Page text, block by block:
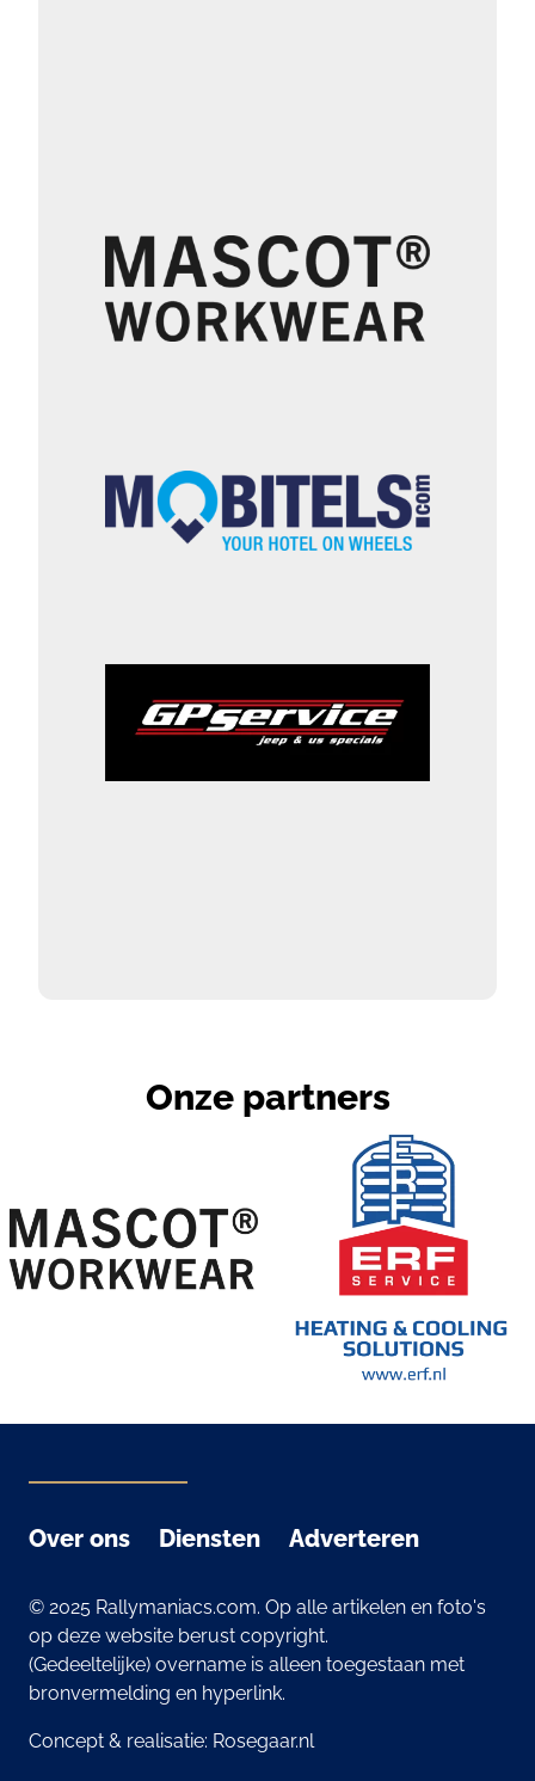
Onze partners
Over ons Diensten Adverteren
© 2025 Rallymaniacs.com. Op alle artikelen en foto's
op deze website berust copyright.
(Gedeeltelijke) overname is alleen toegestaan met
bronvermelding en hyperlink.
Concept & realisatie: Rosegaar.nl